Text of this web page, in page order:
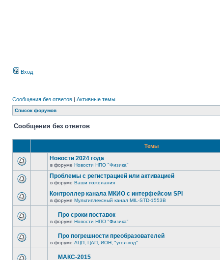
Вход
Сообщения без ответов | Активные темы
Список форумов
Сообщения без ответов
Темы
Новости 2024 года
в форуме Новости НПО "Физика"
Проблемы с регистрацией или активацией
в форуме Ваши пожелания
Контроллер канала МКИО с интерфейсом SPI
в форуме Мультиплексный канал MIL-STD-1553B
Про сроки поставок
в форуме Новости НПО "Физика"
Про погрешности преобразователей
в форуме АЦП, ЦАП, ИОН, "угол-код"
МАКС-2015